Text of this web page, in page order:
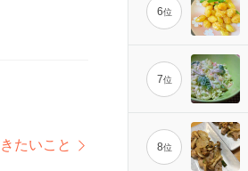
たいこと
6位
7位
8位